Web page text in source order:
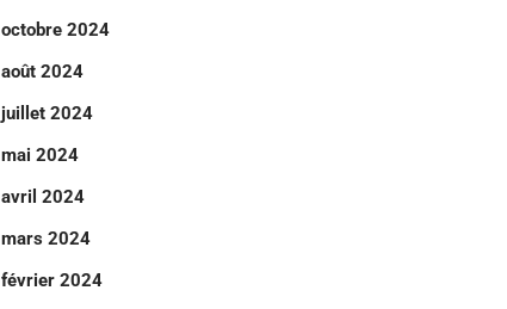
octobre 2024
août 2024
juillet 2024
mai 2024
avril 2024
mars 2024
février 2024